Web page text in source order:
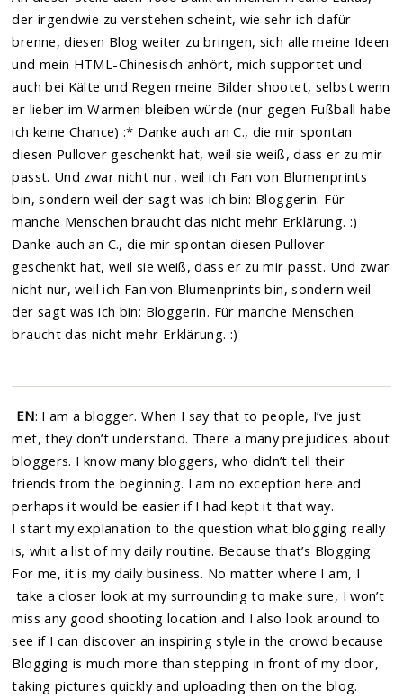
der irgendwie zu verstehen scheint, wie sehr ich dafür
brenne, diesen Blog weiter zu bringen, sich alle meine Ideen
und mein HTML-Chinesisch anhört, mich supportet und
auch bei Kälte und Regen meine Bilder shootet, selbst wenn
er lieber im Warmen bleiben würde (nur gegen Fußball habe
ich keine Chance) :* Danke auch an C., die mir spontan
diesen Pullover geschenkt hat, weil sie weiß, dass er zu mir
passt. Und zwar nicht nur, weil ich Fan von Blumenprints
bin, sondern weil der sagt was ich bin: Bloggerin. Für
manche Menschen braucht das nicht mehr Erklärung. :)
Danke auch an C., die mir spontan diesen Pullover
geschenkt hat, weil sie weiß, dass er zu mir passt. Und zwar
nicht nur, weil ich Fan von Blumenprints bin, sondern weil
der sagt was ich bin: Bloggerin. Für manche Menschen
braucht das nicht mehr Erklärung. :)
EN: I am a blogger. When I say that to people, I’ve just
met, they don’t understand. There a many prejudices about
bloggers. I know many bloggers, who didn’t tell their
friends from the beginning. I am no exception here and
perhaps it would be easier if I had kept it that way.
I start my explanation to the question what blogging really
is, whit a list of my daily routine. Because that’s Blogging
For me, it is my daily business. No matter where I am, I
take a closer look at my surrounding to make sure, I won’t
miss any good shooting location and I also look around to
see if I can discover an inspiring style in the crowd because
Blogging is much more than stepping in front of my door,
taking pictures quickly and uploading then on the blog.